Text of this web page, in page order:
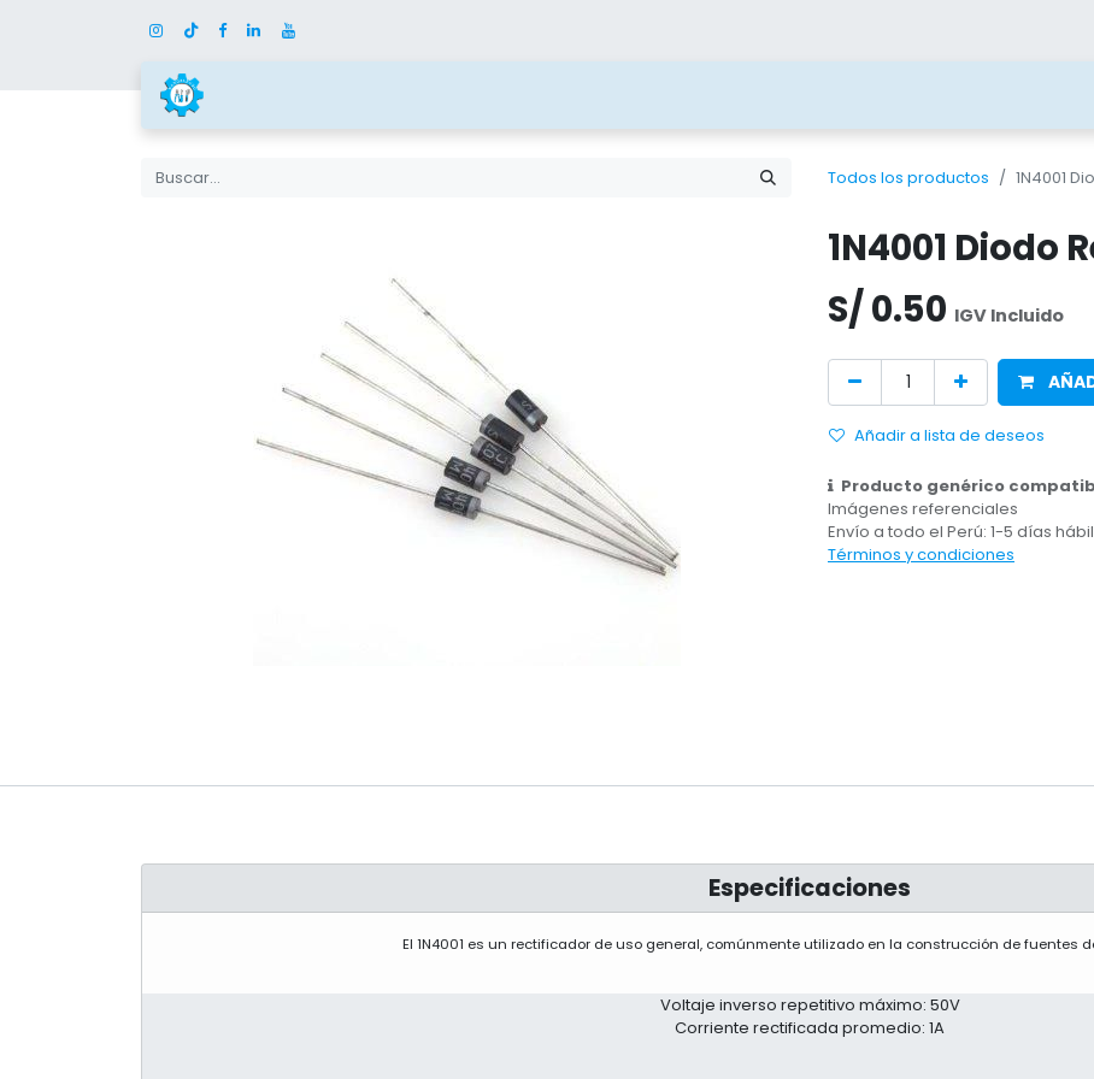
Todos los productos 1N4001
1N4001 Diodo
S/0.50 IGV Incluido
Añadir a lista de deseos
Producto genérico
Imágenes referenciales
Envío a todo el Perú: 1-5 días
Términos y condiciones
Especificaciones
El 1N4001 es un rectificador de uso general, comúnmente utilizado en la construcción de fuentes
Voltaje inverso repetitivo máximo: 50V
Corriente rectificada promedio: 1A